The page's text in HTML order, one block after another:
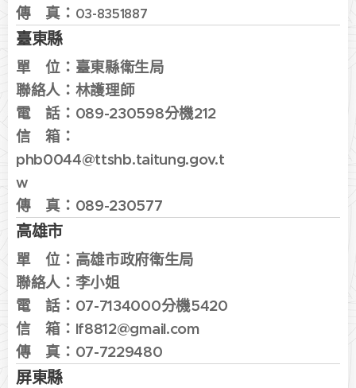
傳 真： 03-8351887
臺東縣
單 位： 臺東縣衛生局
聯絡人：林護理師
電 話： 089-230598分機212
信 箱：
phb0044@ttshb.taitung.gov.t
w
傳 真： 089-230577
高雄市
單 位： 高雄市政府衛生局
聯絡人：李小姐
電 話： 07-7134000分機5420
信 箱：lf8812@gmail.com
傳 真： 07-7229480
屏東縣